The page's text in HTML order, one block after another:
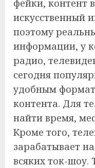
фейки, контент
искусственный
поэтому
информации, у
радио,
сегодня
удобным
контента. Для
найти время,
Кроме того,
зарабатывает
всяких ток-шоу.